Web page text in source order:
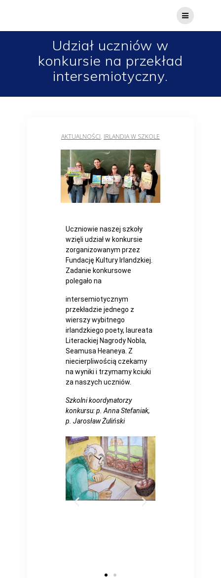
Udział uczniów w
konkursie na przekład
intersemiotyczny.
AKTUALNOŚCI, IRLANDIA W SZKOLE
Uczniowie naszej szkoły
wzięli udział w konkursie
zorganizowanym przez
Fundację Kultury Irlandzkiej.
Zadanie konkursowe
polegało na
intersemiotycznym
przekładzie jednego z
wierszy wybitnego
irlandzkiego poety, laureata
Literackiej Nagrody Nobla,
Seamusa Heaneya. Z
niecierpliwością czekamy
na wyniki i trzymamy kciuki
za naszych uczniów.
Szkolni koordynatorzy
konkursu: p. Anna Stefaniak,
p. Jarosław Żuliński